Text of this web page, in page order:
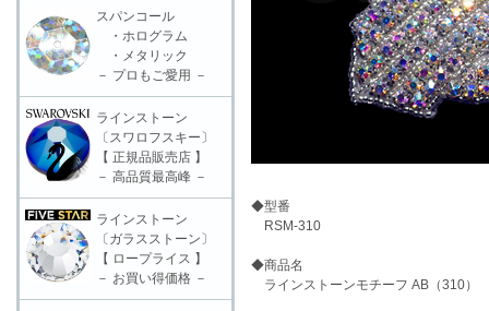
◆型番
RSM-310
◆商品名
ラインストーンモチーフ AB（310）
スパンコール
・ホログラム
・メタリック
－ プロもご愛用 －
ラインストーン
〔スワロフスキー〕
【 正規品販売店 】
－ 高品質最高峰 －
ラインストーン
〔ガラスストーン〕
【 ロープライス 】
－ お買い得価格 －